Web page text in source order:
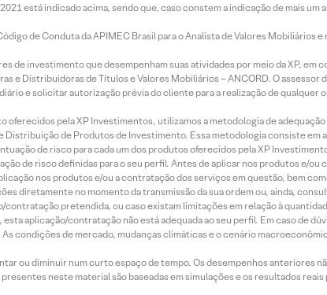
está indicado acima, sendo que, caso constem a indicação de mais um
de Conduta da APIMEC Brasil para o Analista de Valores Mobiliários
de investimento que desempenham suas atividades por meio da XP, em
e Distribuidoras de Títulos e Valores Mobiliários – ANCORD. O assessor
e solicitar autorização prévia do cliente para a realização de qualquer
pela XP Investimentos, utilizamos a metodologia de
Distribuição de Produtos de Investimento. Essa metodologia consiste em
de risco para cada um dos produtos oferecidos pela XP
de risco definidas para o seu perfil. Antes de aplicar nos produtos e/ou
nos produtos e/ou a contratação dos serviços em questão, bem
diretamente no momento da transmissão da sua ordem ou, ainda,
pretendida, ou caso existam limitações em relação à
aplicação/contratação não está adequada ao seu perfil. Em caso de
condições de mercado, mudanças climáticas e o cenário
ou diminuir num curto espaço de tempo. Os desempenhos anteriores
neste material são baseadas em simulações e os resultados reais